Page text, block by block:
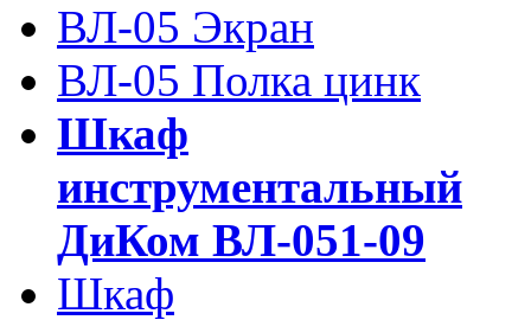
ВЛ-05 Экран
ВЛ-05 Полка цинк
Шкаф
инструментальный
ДиКом ВЛ-051-09
Шкаф